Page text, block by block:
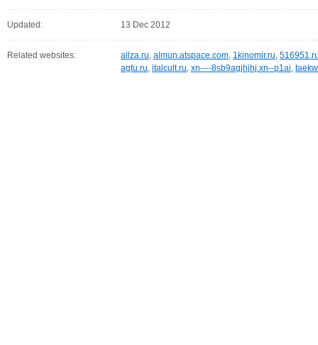
Updated: 13 Dec 2012
Related websites: allza.ru, almun.atspace.com, 1kinomir.ru,
agtu.ru, italcult.ru, xn----8sb9agjhjhj.xn--p1ai,